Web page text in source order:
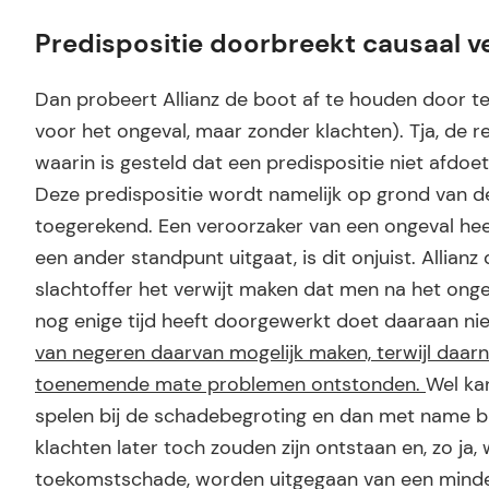
Predispositie doorbreekt causaal
Dan probeert Allianz de boot af te houden door
voor het ongeval, maar zonder klachten). Tja, de
waarin is gesteld dat een predispositie niet
Deze predispositie wordt namelijk op grond van
toegerekend. Een veroorzaker van een ongeval
een ander standpunt uitgaat, is dit onjuist.
slachtoffer het verwijt maken dat men na het
nog enige tijd heeft doorgewerkt doet daaraan
van negeren daarvan mogelijk maken, terwijl
toenemende mate problemen ontstonden. Wel
spelen bij de schadebegroting en dan met name
klachten later toch zouden zijn ontstaan en, zo
toekomstschade, worden uitgegaan van een